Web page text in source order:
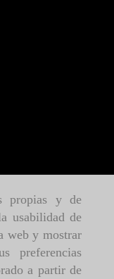
propias y de
usabilidad de
web y mostrar
preferencias
a partir de